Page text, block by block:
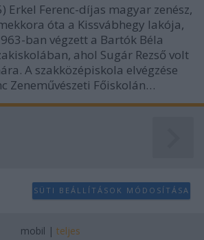
Erkel Ferenc-díjas magyar zenész,
óta a Kissvábhegy lakója,
ban végzett a Bartók Béla
ahol Sugár Rezső volt
A szakközépiskola elvégzése
Zeneművészeti Főiskolán…
SÜTI BEÁLLÍTÁSOK MÓDOSÍTÁSA
mobil | teljes